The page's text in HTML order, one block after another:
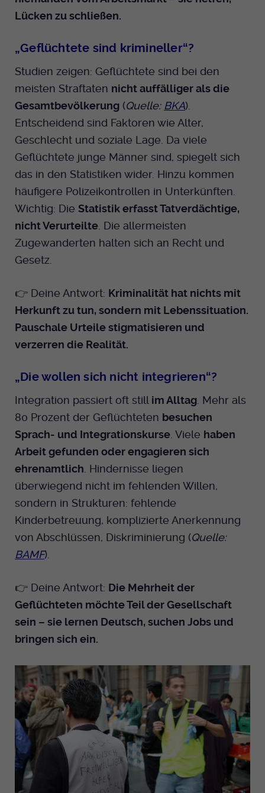
Lücken zu schließen.
„Geflüchtete sind krimineller“?
Studien zeigen: Geflüchtete sind bei den
meisten Straftaten nicht auffälliger als die
Gesamtbevölkerung (Quelle: BKA).
Entscheidend sind Faktoren wie Alter,
Geschlecht und soziale Lage. Da viele
Geflüchtete junge Männer sind, spiegelt sich
das in den Statistiken wider. Hinzu kommen
häufigere Polizeikontrollen in Unterkünften.
Wichtig: Die Statistik erfasst Tatverdächtige,
nicht Verurteilte . Die allermeisten
Zugewanderten halten sich an Recht und
Gesetz.
👉 Deine Antwort: Kriminalität hat nichts mit
Herkunft zu tun, sondern mit Lebenssituation.
Pauschale Urteile stigmatisieren und
verzerren die Realität.
„Die wollen sich nicht integrieren“?
Integration passiert oft still im Alltag . Mehr als
80 Prozent der Geflüchteten besuchen
Sprach- und Integrationskurse . Viele haben
Arbeit gefunden oder engagieren sich
ehrenamtlich . Hindernisse liegen
überwiegend nicht im fehlenden Willen,
sondern in Strukturen: fehlende
Kinderbetreuung, komplizierte Anerkennung
von Abschlüssen, Diskriminierung (Quelle:
BAMF).
👉 Deine Antwort: Die Mehrheit der
Geflüchteten möchte Teil der Gesellschaft
sein – sie lernen Deutsch, suchen Jobs und
bringen sich ein.